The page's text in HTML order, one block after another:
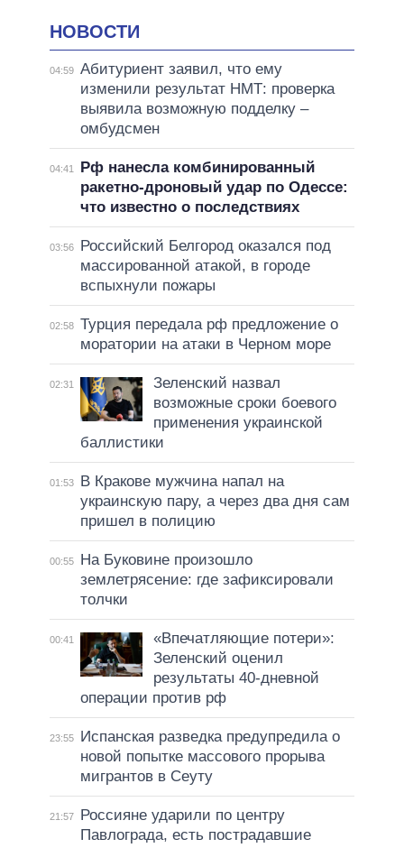
НОВОСТИ
04:59 Абитуриент заявил, что ему
изменили результат НМТ: проверка
выявила возможную подделку –
омбудсмен
04:41
Рф нанесла комбинированный
ракетно-дроновый удар по Одессе:
что известно о последствиях
03:56
Российский Белгород оказался под
массированной атакой, в городе
вспыхнули пожары
02:58 Турция передала рф предложение о
моратории на атаки в Черном море
02:31
Зеленский назвал
возможные сроки боевого
применения украинской
баллистики
01:53
В Кракове мужчина напал на
украинскую пару, а через два дня сам
пришел в полицию
00:55
На Буковине произошло
землетрясение: где зафиксировали
толчки
00:41
«Впечатляющие потери»:
Зеленский оценил
результаты 40-дневной
операции против рф
23:55
Испанская разведка предупредила о
новой попытке массового прорыва
мигрантов в Сеуту
21:57
Россияне ударили по центру
Павлограда, есть пострадавшие